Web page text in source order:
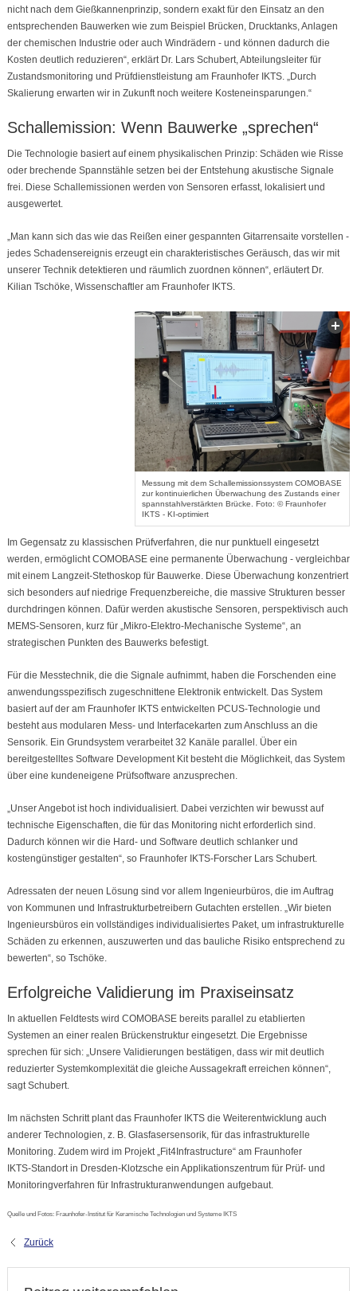
nicht nach dem Gießkannenprinzip, sondern exakt für den Einsatz an den
entsprechenden Bauwerken wie zum Beispiel Brücken, Drucktanks, Anlagen
der chemischen Industrie oder auch Windrädern - und können dadurch die
Kosten deutlich reduzieren“, erklärt Dr. Lars Schubert, Abteilungsleiter für
Zustandsmonitoring und Prüfdienstleistung am Fraunhofer IKTS. „Durch
Skalierung erwarten wir in Zukunft noch weitere Kosteneinsparungen.“
Schallemission: Wenn Bauwerke „sprechen“
Die Technologie basiert auf einem physikalischen Prinzip: Schäden wie Risse
oder brechende Spannstähle setzen bei der Entstehung akustische Signale
frei. Diese Schallemissionen werden von Sensoren erfasst, lokalisiert und
ausgewertet.
„Man kann sich das wie das Reißen einer gespannten Gitarrensaite vorstellen -
jedes Schadensereignis erzeugt ein charakteristisches Geräusch, das wir mit
unserer Technik detektieren und räumlich zuordnen können“, erläutert Dr.
Kilian Tschöke, Wissenschaftler am Fraunhofer IKTS.
Messung mit dem Schallemissionssystem COMOBASE
zur kontinuierlichen Überwachung des Zustands einer
spannstahlverstärkten Brücke. Foto: © Fraunhofer
IKTS - KI-optimiert
Im Gegensatz zu klassischen Prüfverfahren, die nur punktuell eingesetzt
werden, ermöglicht COMOBASE eine permanente Überwachung - vergleichbar
mit einem Langzeit-Stethoskop für Bauwerke. Diese Überwachung konzentriert
sich besonders auf niedrige Frequenzbereiche, die massive Strukturen besser
durchdringen können. Dafür werden akustische Sensoren, perspektivisch auch
MEMS-Sensoren, kurz für „Mikro-Elektro-Mechanische Systeme“, an
strategischen Punkten des Bauwerks befestigt.
Für die Messtechnik, die die Signale aufnimmt, haben die Forschenden eine
anwendungsspezifisch zugeschnittene Elektronik entwickelt. Das System
basiert auf der am Fraunhofer IKTS entwickelten PCUS-Technologie und
besteht aus modularen Mess- und Interfacekarten zum Anschluss an die
Sensorik. Ein Grundsystem verarbeitet 32 Kanäle parallel. Über ein
bereitgestelltes Software Development Kit besteht die Möglichkeit, das System
über eine kundeneigene Prüfsoftware anzusprechen.
„Unser Angebot ist hoch individualisiert. Dabei verzichten wir bewusst auf
technische Eigenschaften, die für das Monitoring nicht erforderlich sind.
Dadurch können wir die Hard- und Software deutlich schlanker und
kostengünstiger gestalten“, so Fraunhofer IKTS-Forscher Lars Schubert.
Adressaten der neuen Lösung sind vor allem Ingenieurbüros, die im Auftrag
von Kommunen und Infrastrukturbetreibern Gutachten erstellen. „Wir bieten
Ingenieursbüros ein vollständiges individualisiertes Paket, um infrastrukturelle
Schäden zu erkennen, auszuwerten und das bauliche Risiko entsprechend zu
bewerten“, so Tschöke.
Erfolgreiche Validierung im Praxiseinsatz
In aktuellen Feldtests wird COMOBASE bereits parallel zu etablierten
Systemen an einer realen Brückenstruktur eingesetzt. Die Ergebnisse
sprechen für sich: „Unsere Validierungen bestätigen, dass wir mit deutlich
reduzierter Systemkomplexität die gleiche Aussagekraft erreichen können“,
sagt Schubert.
Im nächsten Schritt plant das Fraunhofer IKTS die Weiterentwicklung auch
anderer Technologien, z. B. Glasfasersensorik, für das infrastrukturelle
Monitoring. Zudem wird im Projekt „Fit4Infrastructure“ am Fraunhofer
IKTS‑Standort in Dresden‑Klotzsche ein Applikationszentrum für Prüf‑ und
Monitoringverfahren für Infrastrukturanwendungen aufgebaut.
Quelle und Fotos: Fraunhofer-Institut für Keramische Technologien und Systeme IKTS
Zurück